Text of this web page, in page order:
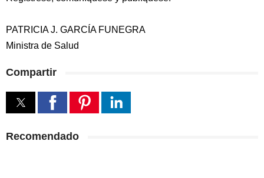
PATRICIA J. GARCÍA FUNEGRA
Ministra de Salud
Compartir
Recomendado